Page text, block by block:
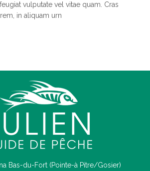
vulputate vel vitae quam. Cras
in aliquam urn
Bas-du-Fort (Pointe-à Pitre/Gosier)